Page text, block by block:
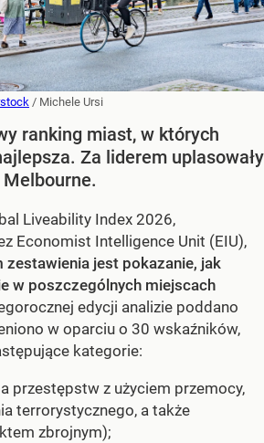
/ Michele Ursi
ranking miast, w których
Za liderem uplasowały
Liveability Index 2026,
Economist Intelligence Unit (EIU),
zestawienia jest pokazanie, jak
w poszczególnych miejscach
edycji analizie poddano
w oparciu o 30 wskaźników,
kategorie:
przestępstw z użyciem przemocy,
terrorystycznego, a także
zbrojnym);